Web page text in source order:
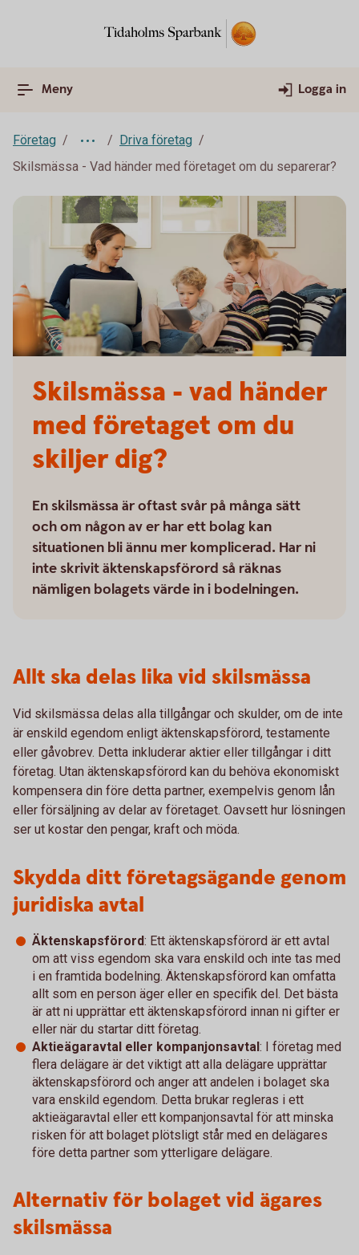
Meny Logga in
Företag
Driva företag
Skilsmässa - Vad händer med företaget om du separerar?
Skilsmässa - vad händer
med företaget om du
skiljer dig?
En skilsmässa är oftast svår på många sätt
och om någon av er har ett bolag kan
situationen bli ännu mer komplicerad. Har ni
inte skrivit äktenskapsförord så räknas
nämligen bolagets värde in i bodelningen.
Allt ska delas lika vid skilsmässa
Vid skilsmässa delas alla tillgångar och skulder, om de inte
är enskild egendom enligt äktenskapsförord, testamente
eller gåvobrev. Detta inkluderar aktier eller tillgångar i ditt
företag. Utan äktenskapsförord kan du behöva ekonomiskt
kompensera din före detta partner, exempelvis genom lån
eller försäljning av delar av företaget. Oavsett hur lösningen
ser ut kostar den pengar, kraft och möda.
Skydda ditt företagsägande genom
juridiska avtal
Äktenskapsförord: Ett äktenskapsförord är ett avtal
om att viss egendom ska vara enskild och inte tas med
i en framtida bodelning. Äktenskapsförord kan omfatta
allt som en person äger eller en specifik del. Det bästa
är att ni upprättar ett äktenskapsförord innan ni gifter er
eller när du startar ditt företag.
Aktieägaravtal eller kompanjonsavtal: I företag med
flera delägare är det viktigt att alla delägare upprättar
äktenskapsförord och anger att andelen i bolaget ska
vara enskild egendom. Detta brukar regleras i ett
aktieägaravtal eller ett kompanjonsavtal för att minska
risken för att bolaget plötsligt står med en delägares
före detta partner som ytterligare delägare.
Alternativ för bolaget vid ägares
skilsmässa